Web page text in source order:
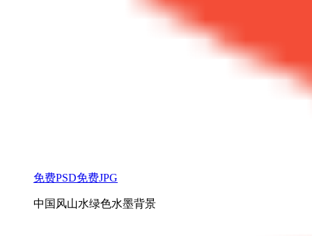
免费PSD免费JPG
中国风山水绿色水墨背景